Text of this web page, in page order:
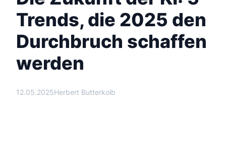
Trends, die 2025 den
Durchbruch schaffen
werden
12.05.2025Herbert Butterkolb